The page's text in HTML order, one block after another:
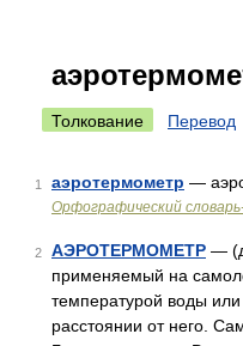
Толкование Перевод
1 аэротермометр —
Орфографический
2 АЭРОТЕРМОМЕТР —
применяемый на
температурой воды
расстоянии от него.